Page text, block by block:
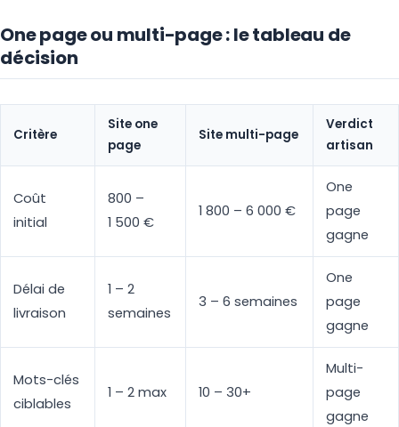
One page ou multi-page : le tableau de
décision
Critère
Site one
page
Site multi-page
Verdict
artisan
Coût
initial
800 –
1 500 €
1 800 – 6 000 €
One
page
gagne
Délai de
livraison
1 – 2
semaines
3 – 6 semaines
One
page
gagne
Mots-clés
ciblables
1 – 2 max 10 – 30+
Multi-
page
gagne